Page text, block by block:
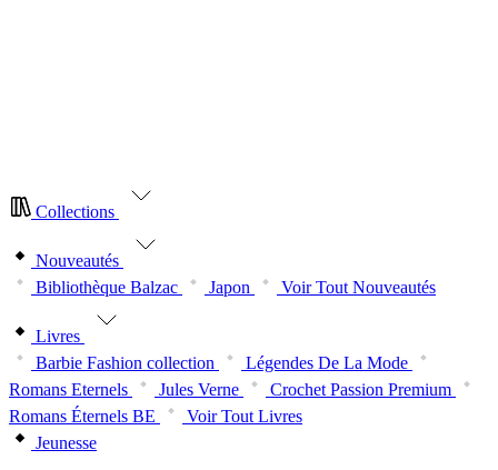
Collections
Nouveautés
Bibliothèque Balzac
Japon Voir Tout Nouveautés
Livres
Barbie Fashion collection
Légendes De La Mode
Romans Eternels
Jules Verne
Crochet Passion Premium
Romans Éternels BE
Voir Tout Livres
Jeunesse